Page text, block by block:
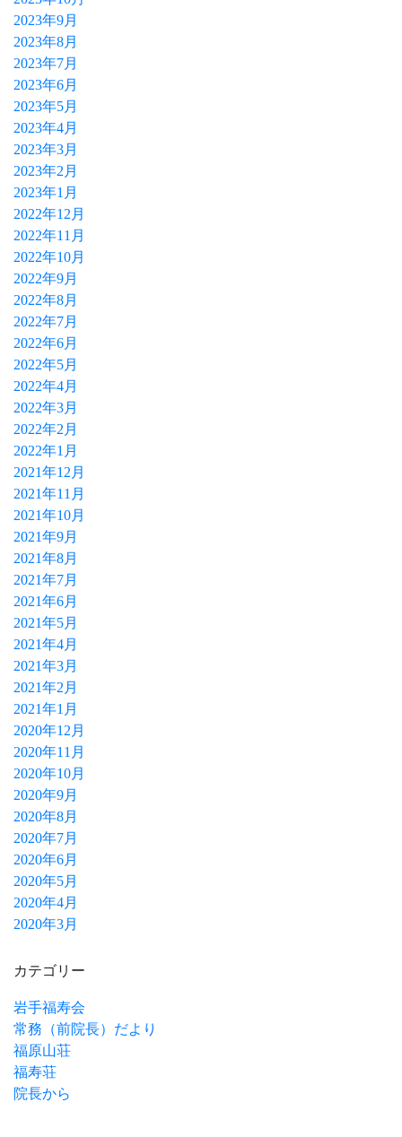
2023年9月
2023年8月
2023年7月
2023年6月
2023年5月
2023年4月
2023年3月
2023年2月
2023年1月
2022年12月
2022年11月
2022年10月
2022年9月
2022年8月
2022年7月
2022年6月
2022年5月
2022年4月
2022年3月
2022年2月
2022年1月
2021年12月
2021年11月
2021年10月
2021年9月
2021年8月
2021年7月
2021年6月
2021年5月
2021年4月
2021年3月
2021年2月
2021年1月
2020年12月
2020年11月
2020年10月
2020年9月
2020年8月
2020年7月
2020年6月
2020年5月
2020年4月
2020年3月
カテゴリー
岩手福寿会
常務（前院長）だより
福原山荘
福寿荘
院長から